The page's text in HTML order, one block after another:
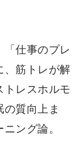
「仕事のプレ
筋トレが解
トレスホルモ
質向上ま
ング論。